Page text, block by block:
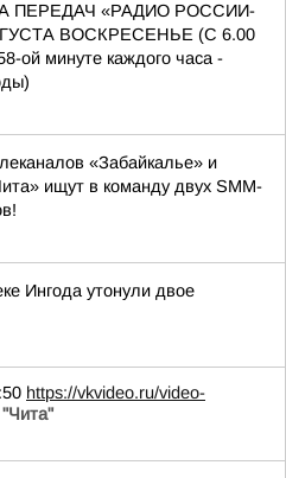
ПЕРЕДАЧ «РАДИО РОССИИ-
ВОСКРЕСЕНЬЕ (С 6.00
ой минуте каждого часа -
«Забайкалье» и
ищут в команду двух SMM-
Ингода утонули двое
https://vkvideo.ru/video-